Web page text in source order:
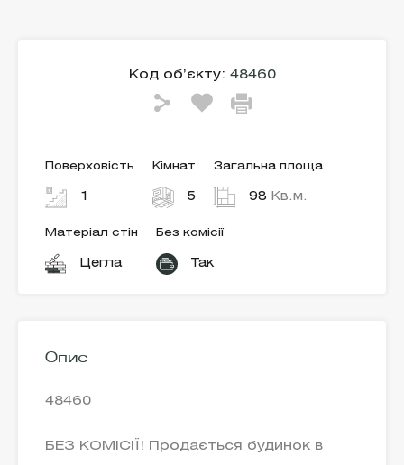
Код об’єкту: 48460
Поверховість
1
Кімнат
5
Загальна площа
98 Кв.м.
Матеріал стін
Цегла
Без комісії
Так
Опис
48460
БЕЗ КОМІСІЇ! Продається будинок в